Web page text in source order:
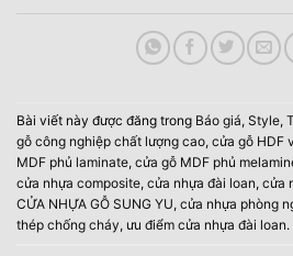
Bài viết này được đăng trong Báo giá, Style,
gỗ công nghiệp chất lượng cao, cửa gỗ HDF
MDF phủ laminate, cửa gỗ MDF phủ
cửa nhựa composite, cửa nhựa đài loan, cửa
CỬA NHỰA GỖ SUNG YU, cửa nhựa phòng
thép chống cháy, ưu điểm cửa nhựa đài loan.